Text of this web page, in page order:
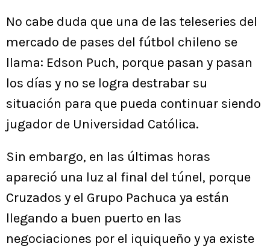
No cabe duda que una de las teleseries del
mercado de pases del fútbol chileno se
llama: Edson Puch, porque pasan y pasan
los días y no se logra destrabar su
situación para que pueda continuar siendo
jugador de Universidad Católica.
Sin embargo, en las últimas horas
apareció una luz al final del túnel, porque
Cruzados y el Grupo Pachuca ya están
llegando a buen puerto en las
negociaciones por el iquiqueño y ya existe